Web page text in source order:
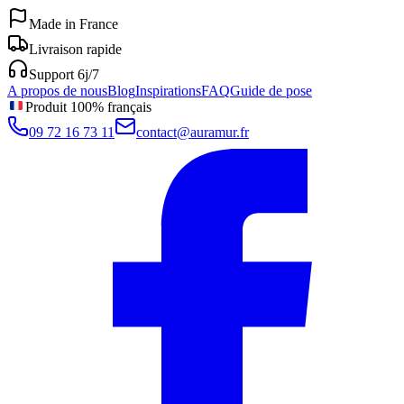
Made in France
Livraison rapide
Support 6j/7
A propos de nousBlogInspirationsFAQGuide de pose
Produit 100% français
09 72 16 73 11
contact@auramur.fr